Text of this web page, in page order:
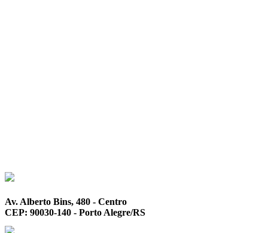
Av. Alberto Bins, 480 - Centro
CEP: 90030-140 - Porto Alegre/RS